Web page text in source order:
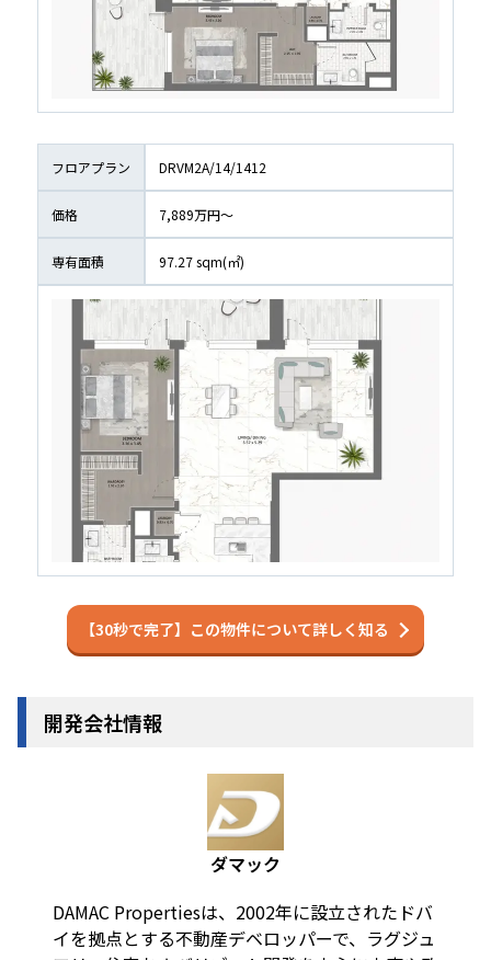
フロアプラン DRVM2A/14/1412
価格 7,889万円〜
専有面積 97.27 sqm(㎡)
【30秒で完了】この物件について詳しく知る
開発会社情報
ダマック
DAMAC Propertiesは、2002年に設立されたドバ
イを拠点とする不動産デベロッパーで、ラグジュ